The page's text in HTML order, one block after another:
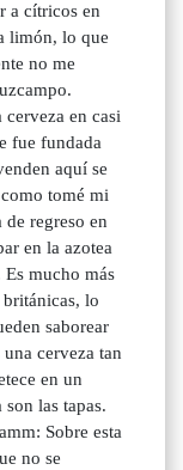
a cítricos en
limón, lo que
no me
en casi
fue fundada
aquí se
tomé mi
regreso en
en la azotea
mucho más
lo
saborear
cerveza tan
en un
las tapas.
Sobre esta
no se